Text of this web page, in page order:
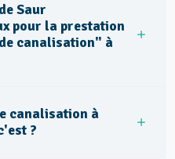
Saur
pour la prestation
canalisation" à
canalisation à
?